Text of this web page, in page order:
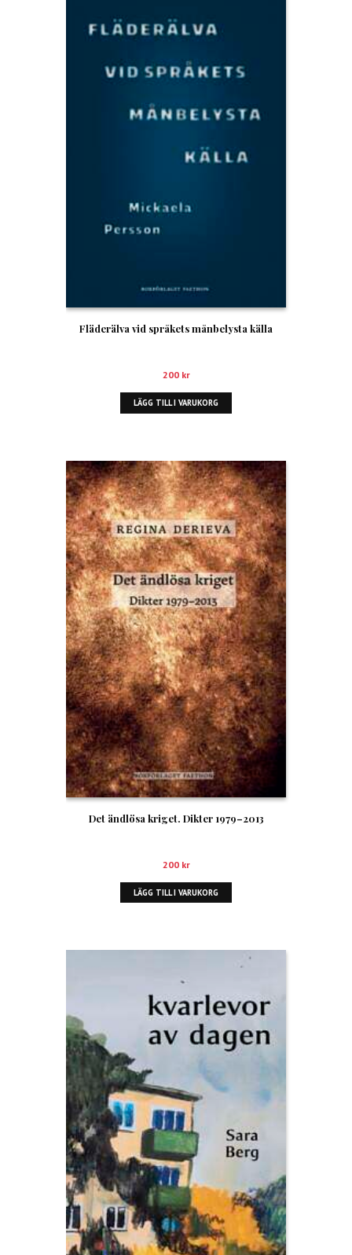
Fläderälva vid språkets månbelysta källa
200 kr
LÄGG TILL I VARUKORG
Det ändlösa kriget. Dikter 1979–2013
200 kr
LÄGG TILL I VARUKORG